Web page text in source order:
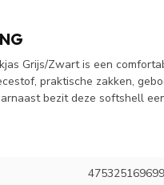
Grijs/Zwart is een
praktische zakken,
bezit deze softshell